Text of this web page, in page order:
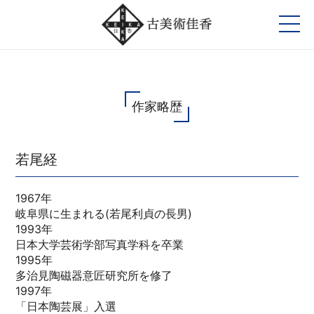
作家略歴
若尾経
1967年
岐阜県に生まれる(若尾利貞の長男)
1993年
日本大学芸術学部写真学科を卒業
1995年
多治見陶磁器意匠研究所を修了
1997年
「日本陶芸展」入選